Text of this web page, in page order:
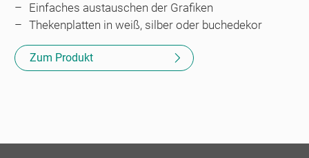
Einfaches austauschen der Grafiken
Thekenplatten in weiß, silber oder buchedekor
Zum Produkt